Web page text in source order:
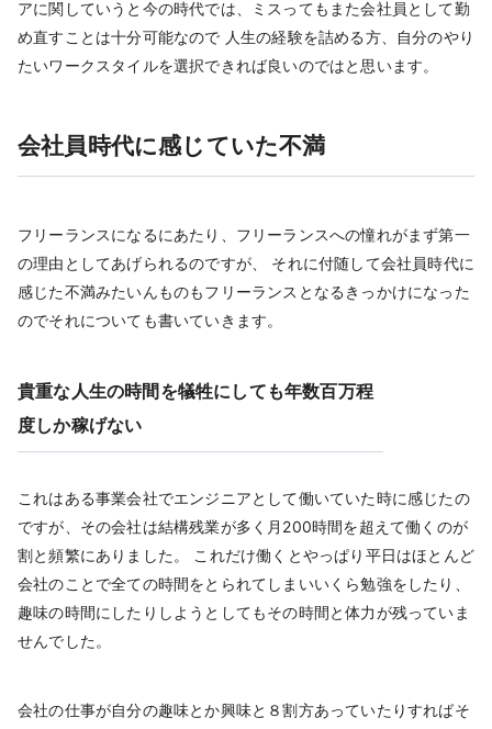
アに関していうと今の時代では、ミスってもまた会社員として勤
め直すことは十分可能なので 人生の経験を詰める方、自分のやり
たいワークスタイルを選択できれば良いのではと思います。
会社員時代に感じていた不満
フリーランスになるにあたり、フリーランスへの憧れがまず第一
の理由としてあげられるのですが、 それに付随して会社員時代に
感じた不満みたいんものもフリーランスとなるきっかけになった
のでそれについても書いていきます。
貴重な人生の時間を犠牲にしても年数百万程
度しか稼げない
これはある事業会社でエンジニアとして働いていた時に感じたの
ですが、その会社は結構残業が多く月200時間を超えて働くのが
割と頻繁にありました。 これだけ働くとやっぱり平日はほとんど
会社のことで全ての時間をとられてしまいいくら勉強をしたり、
趣味の時間にしたりしようとしてもその時間と体力が残っていま
せんでした。
会社の仕事が自分の趣味とか興味と８割方あっていたりすればそ